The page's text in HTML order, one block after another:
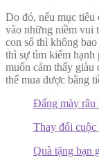
Do đó, nếu mục tiêu
vào những niềm vui
con số thì không
thì sự tìm kiếm hạnh
muốn cảm thấy giàu
thể mua được bằng
Đấng mày râu
Thay đổi cuộc
Quà tặng bạn